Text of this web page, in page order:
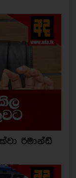
රිමාන්ඩ්